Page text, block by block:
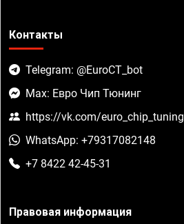
Контакты
Telegram: @EuroCT_bot
Max: Евро Чип Тюнинг
https://vk.com/euro_chip_tuning
WhatsApp: +79317082148
+7 8422 42-45-31
Правовая информация